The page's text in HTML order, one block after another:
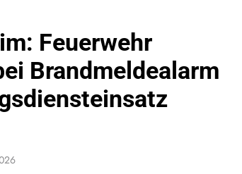
Feuerwehr
Brandmeldealarm